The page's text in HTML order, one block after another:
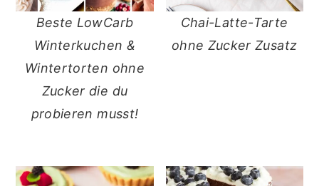
Beste LowCarb
Winterkuchen &
Wintertorten ohne
Zucker die du
probieren musst!
Chai-Latte-Tarte
ohne Zucker Zusatz